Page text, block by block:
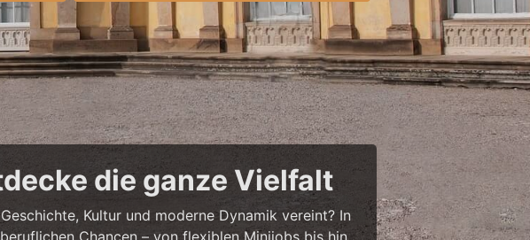
die ganze Vielfalt
Kultur und moderne Dynamik vereint? In